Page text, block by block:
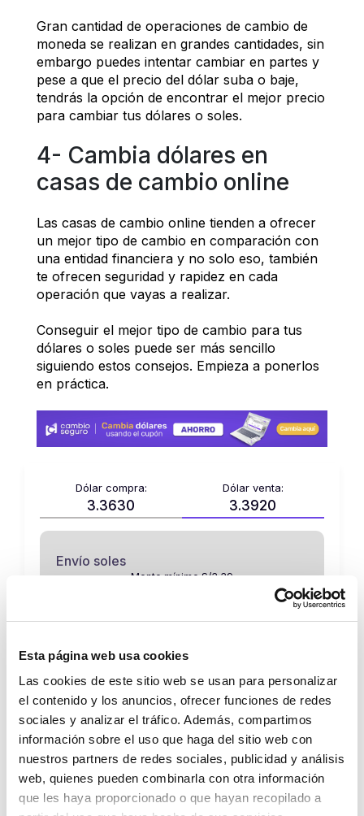
Esta página web usa cookies
Las cookies de este sitio web se usan para personalizar
el contenido y los anuncios, ofrecer funciones de redes
sociales y analizar el tráfico. Además, compartimos
información sobre el uso que haga del sitio web con
nuestros partners de redes sociales, publicidad y análisis
web, quienes pueden combinarla con otra información
que les haya proporcionado o que hayan recopilado a
Gran cantidad de operaciones de cambio de
moneda se realizan en grandes cantidades, sin
embargo puedes intentar cambiar en partes y
pese a que el precio del dólar suba o baje,
tendrás la opción de encontrar el mejor precio
para cambiar tus dólares o soles.
4- Cambia dólares en
casas de cambio online
Las casas de cambio online tienden a ofrecer
un mejor tipo de cambio en comparación con
una entidad financiera y no solo eso, también
te ofrecen seguridad y rapidez en cada
operación que vayas a realizar.
Conseguir el mejor tipo de cambio para tus
dólares o soles puede ser más sencillo
siguiendo estos consejos. Empieza a ponerlos
en práctica.
Dólar compra:
3.3630
Dólar venta:
3.3920
Envío soles
Monto mínimo S/3.39
Recibo dólares
$